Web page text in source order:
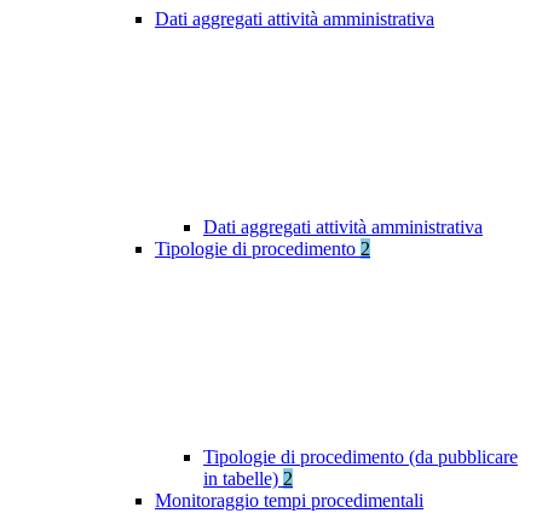
Dati aggregati attività amministrativa
Dati aggregati attività amministrativa
Tipologie di procedimento 2
Tipologie di procedimento (da pubblicare
in tabelle) 2
Monitoraggio tempi procedimentali